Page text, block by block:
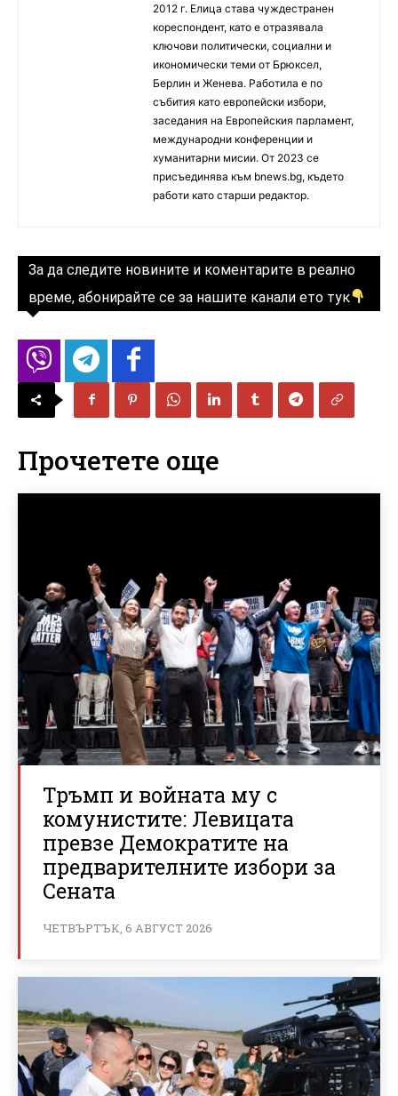
2012 г. Елица става чуждестранен
кореспондент, като е отразявала
ключови политически, социални и
икономически теми от Брюксел,
Берлин и Женева. Работила е по
събития като европейски избори,
заседания на Европейския парламент,
международни конференции и
хуманитарни мисии. От 2023 се
присъединява към bnews.bg, където
работи като старши редактор.
За да следите новините и коментарите в реално
време, абонирайте се за нашите канали ето тук
Прочетете още
Тръмп и войната му с
комунистите: Левицата
превзе Демократите на
предварителните избори за
Сената
ЧЕТВЪРТЪК, 6 АВГУСТ 2026